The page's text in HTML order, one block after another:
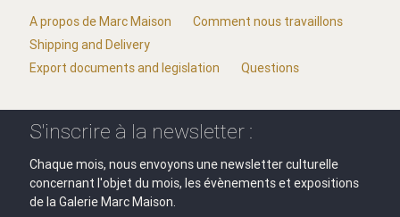
A propos de Marc Maison
Comment nous travaillons
Shipping and Delivery
Export documents and legislation
Questions
S'inscrire à la newsletter :
Chaque mois, nous envoyons une newsletter culturelle
concernant l'objet du mois, les évènements et expositions
de la Galerie Marc Maison.